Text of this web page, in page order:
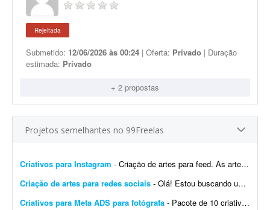
Rejeitada
Submetido: 12/06/2026 às 00:24 | Oferta: Privado | Duração
estimada: Privado
+ 2 propostas
Projetos semelhantes no 99Freelas
Criativos para Instagram - Criação de artes para feed. As artes para stories serão adaptações/replicações das peças do feed, com os ajustes necessários ao forma...
Criação de artes para redes sociais - Olá! Estou buscando um(a) designer para criação de artes profissionais para redes sociais. As peças serão utilizadas principalmente no Instagram e devem seguir u...
Criativos para Meta ADS para fotógrafa - Pacote de 10 criativos que convertem para Meta Ads. Os criativos serão feitos para uma fotógrafa. Nada contra quem usa IA para fazer os criativos. Mas se você só trabalh...